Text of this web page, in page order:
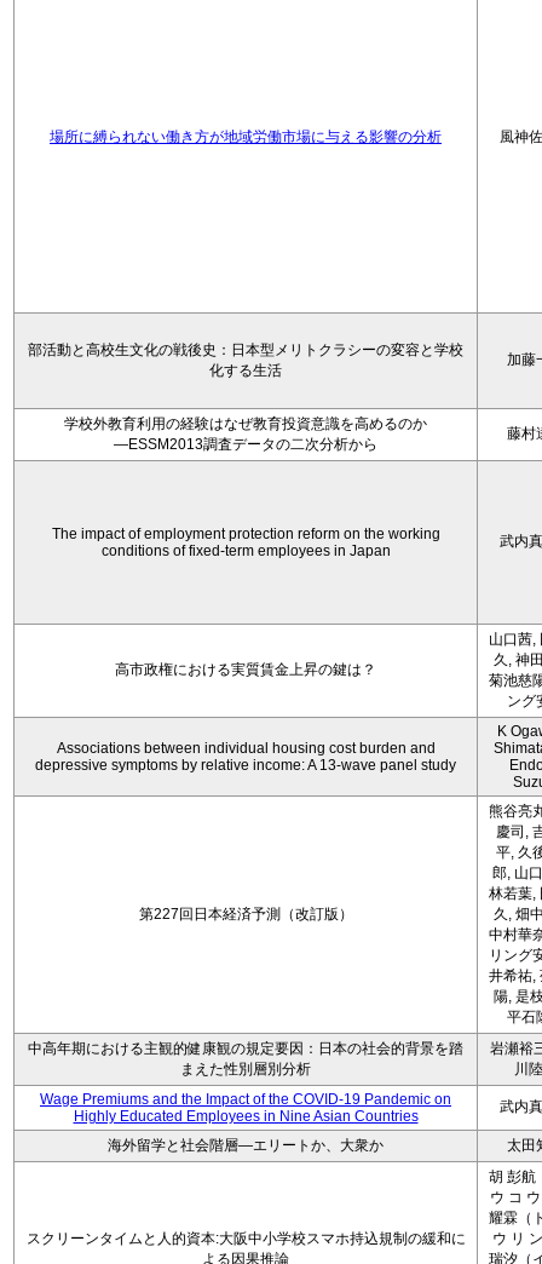
場所に縛られない働き方が地域労働市場に与える影響の分析 風神
部活動と高校生文化の戦後史：日本型メリトクラシーの変容と学校
化する生活
加藤
学校外教育利用の経験はなぜ教育投資意識を高めるのか
―ESSM2013調査データの二次分析から
藤村
The impact of employment protection reform on the working
conditions of fixed-term employees in Japan
武内
高市政権における実質賃金上昇の鍵は？
山口茜,
久, 神
菊池慈
ング
Associations between individual housing cost burden and
depressive symptoms by relative income: A 13-wave panel study
K
第227回日本経済予測（改訂版）
熊谷亮
慶司,
平, 久
郎, 山
林若葉,
久, 畑
中村華
リング
井希祐,
陽, 是
平石
中高年期における主観的健康観の規定要因：日本の社会的背景を踏
まえた性別層別分析
岩瀬裕
川
Wage Premiums and the Impact of the COVID‑19 Pandemic on
Highly Educated Employees in Nine Asian Countries
武内
海外留学と社会階層―エリートか、大衆か 太田
スクリーンタイムと人的資本:大阪中小学校スマホ持込規制の緩和に
よる因果推論
胡 彭航
ウ コ
耀霖（
ウ リ
瑞汐（